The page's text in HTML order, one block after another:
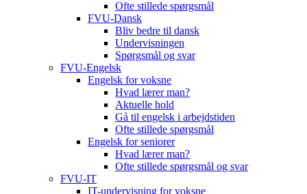
Ofte stillede spørgsmål
FVU-Dansk
Bliv bedre til dansk
Undervisningen
Spørgsmål og svar
FVU-Engelsk
Engelsk for voksne
Hvad lærer man?
Aktuelle hold
Gå til engelsk i arbejdstiden
Ofte stillede spørgsmål
Engelsk for seniorer
Hvad lærer man?
Ofte stillede spørgsmål og svar
FVU-IT
IT-undervisning for voksne